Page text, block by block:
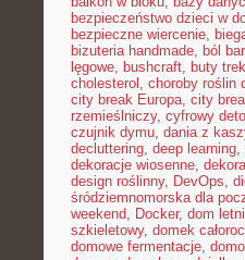
bezpieczeństwo dzieci w
bezpieczne wiercenie,
bizuteria handmade, ból
lęgowe, bushcraft, buty
cholesterol , choroby roślin
city break Europa, city
rzemieślniczy, cyfrowy
czujnik dymu, dania z
decluttering, deep learning,
dekoracje wiosenne,
design roślinny, DevOps,
śródziemnomorska dla
weekend, Docker, dom
szkieletowy, domek
domowe fermentacje,